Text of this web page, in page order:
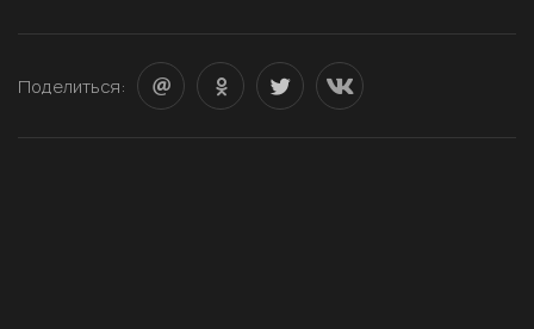
Поделиться: